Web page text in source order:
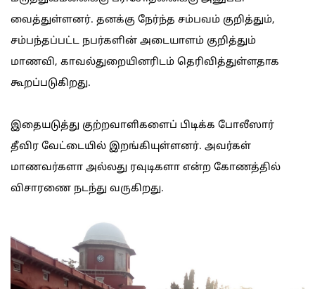
வைத்துள்ளனர். தனக்கு நேர்ந்த சம்பவம் குறித்தும்,
சம்பந்தப்பட்ட நபர்களின் அடையாளம் குறித்தும்
மாணவி, காவல்துறையினரிடம் தெரிவித்துள்ளதாக
கூறப்படுகிறது.
இதையடுத்து குற்றவாளிகளைப் பிடிக்க போலீஸார்
தீவிர வேட்டையில் இறங்கியுள்ளனர். அவர்கள்
மாணவர்களா அல்லது ரவுடிகளா என்ற கோணத்தில்
விசாரணை நடந்து வருகிறது.